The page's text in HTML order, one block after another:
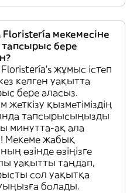
Floristería мекемесіне
бере
жұмыс істеп
келген уақытта
бере аласыз.
қызметіміздің
тапсырысыңызды
минутта-ақ ала
Мекеме жабық
өзінде өзіңізге
уақытты таңдап,
сол уақытқа
болады.